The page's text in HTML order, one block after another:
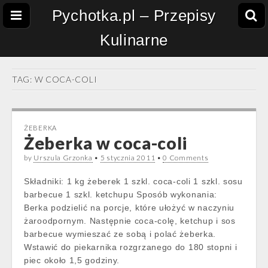
Pychotka.pl – Przepisy
Kulinarne
TAG: W COCA-COLI
ŻEBERKA
Żeberka w coca-coli
by Urszula Grzonka • 5 stycznia 2011 •0 Comments
Składniki: 1 kg żeberek 1 szkl. coca-coli 1 szkl. sosu
barbecue 1 szkl. ketchupu Sposób wykonania:
Berka podzielić na porcje, które ułożyć w naczyniu
żaroodpornym. Następnie coca-colę, ketchup i sos
barbecue wymieszać ze sobą i polać żeberka.
Wstawić do piekarnika rozgrzanego do 180 stopni i
piec około 1,5 godziny.